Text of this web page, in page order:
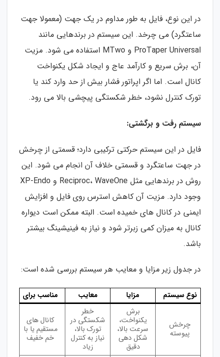
در این نوع، فایل به طور مداوم در یک جهت (معمولا جهت
ساعتگرد) می چرخد. این سیستم در برندهایی مانند
ProTaper Universal و MTwo استفاده می شود. مزیت
آن، برش سریع و کارآمد عاج و ایجاد شکل یکنواخت
کانال است. اما اگر اپراتور فشار بیش از حد وارد کند یا
تورک کنترل نشود، خطر شکستگی پیچشی بالا می رود.
سیستم رفت و برگشتی:
فایل در این سیستم حرکتی ترکیبی دارد؛ قسمتی از چرخش
در جهت ساعتگرد و قسمتی خلاف آن انجام می شود. این
روش در برندهایی مثل Reciproc، WaveOne و XP-Endo
وجود دارد. مزیت آن کاهش استرس روی فایل و افزایش
ایمنی در کانال های خمیده است. البته ممکن است دیواره
کانال به میزان کمی زبرتر شود و نیاز به فینیشینگ بیشتر
باشد.
در جدول زیر مزایا و معایب هر سیستم بررسی شده است:
نوع سیستم مزایا معایب مناسب برای
چرخش
پیوسته
برش
یکنواخت،
سرعت بالا،
شکل دهی
دقیق
خطر
شکستگی در
تورک بالا،
نیاز به کنترل
زیاد
کانال های
مستقیم یا با
خم خفیف